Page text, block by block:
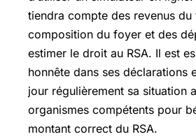
tiendra compte des revenus du
composition du foyer et des
estimer le droit au RSA. Il est
honnête dans ses déclarations
jour régulièrement sa situation
organismes compétents pour
montant correct du RSA.